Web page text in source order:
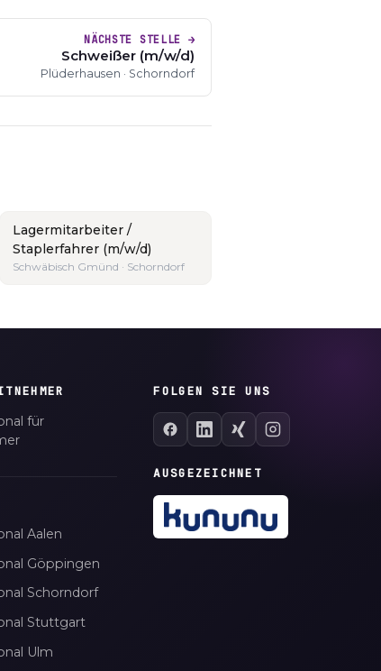
NÄCHSTE STELLE →
Schweißer (m/w/d)
Plüderhausen · Schorndorf
Lagermitarbeiter /
Staplerfahrer (m/w/d)
Schwäbisch Gmünd · Schorndorf
für
Aalen
Göppingen
Schorndorf
Stuttgart
Ulm
FOLGEN SIE UNS
AUSGEZEICHNET